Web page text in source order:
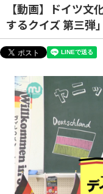
【動画】ドイツ
するクイズ 第三弾」